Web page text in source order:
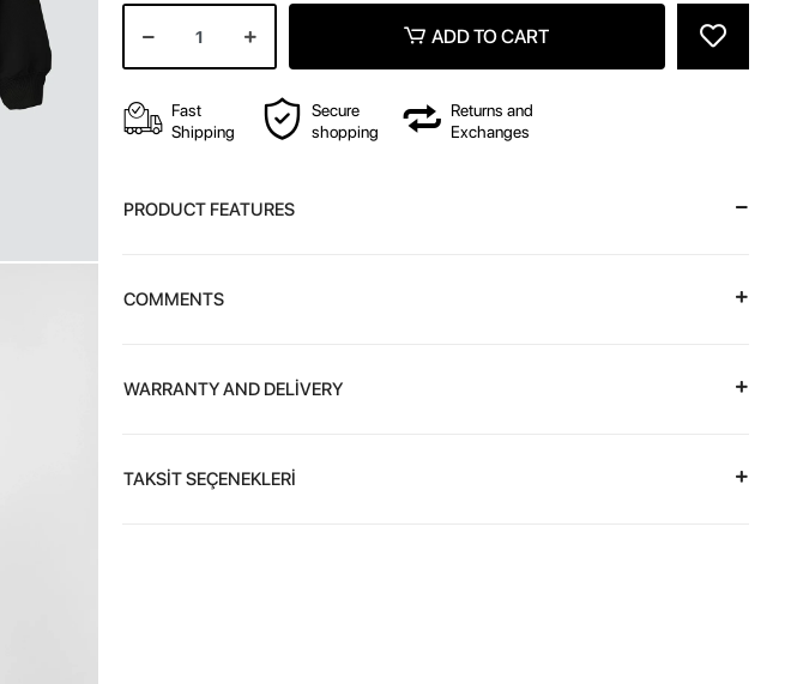
ADD TO CART
Fast
Shipping
Secure
shopping
Returns and
Exchanges
PRODUCT FEATURES
COMMENTS
WARRANTY AND DELİVERY
TAKSİT SEÇENEKLERİ